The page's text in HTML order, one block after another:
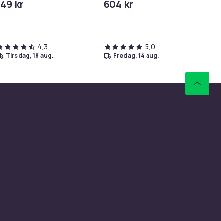
kr
4,3
tirsdag, 18 aug.
604 kr
5,0
fredag, 14 aug.